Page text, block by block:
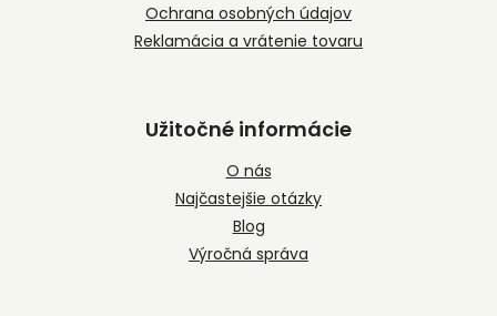
Ochrana osobných údajov
Reklamácia a vrátenie tovaru
Užitočné informácie
O nás
Najčastejšie otázky
Blog
Výročná správa